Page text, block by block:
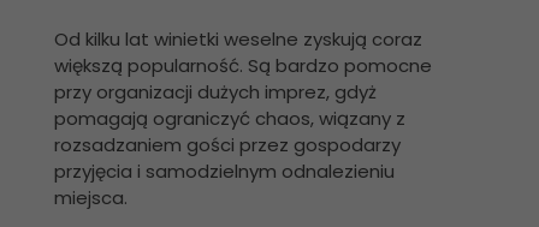
Od kilku lat winietki weselne zyskują coraz
większą popularność. Są bardzo pomocne
przy organizacji dużych imprez, gdyż
pomagają ograniczyć chaos, wiązany z
rozsadzaniem gości przez gospodarzy
przyjęcia i samodzielnym odnalezieniu
miejsca.